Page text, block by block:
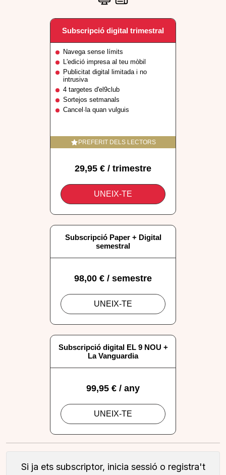
Si ja ets subscriptor, inicia sessió o registra't